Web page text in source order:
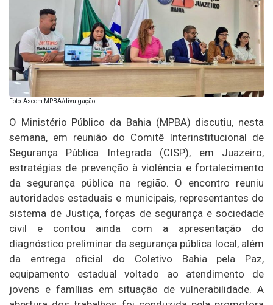
Foto: Ascom MPBA/divulgação
O Ministério Público da Bahia (MPBA) discutiu, nesta
semana, em reunião do Comitê Interinstitucional de
Segurança Pública Integrada (CISP), em Juazeiro,
estratégias de prevenção à violência e fortalecimento
da segurança pública na região. O encontro reuniu
autoridades estaduais e municipais, representantes do
sistema de Justiça, forças de segurança e sociedade
civil e contou ainda com a apresentação do
diagnóstico preliminar da segurança pública local, além
da entrega oficial do Coletivo Bahia pela Paz,
equipamento estadual voltado ao atendimento de
jovens e famílias em situação de vulnerabilidade. A